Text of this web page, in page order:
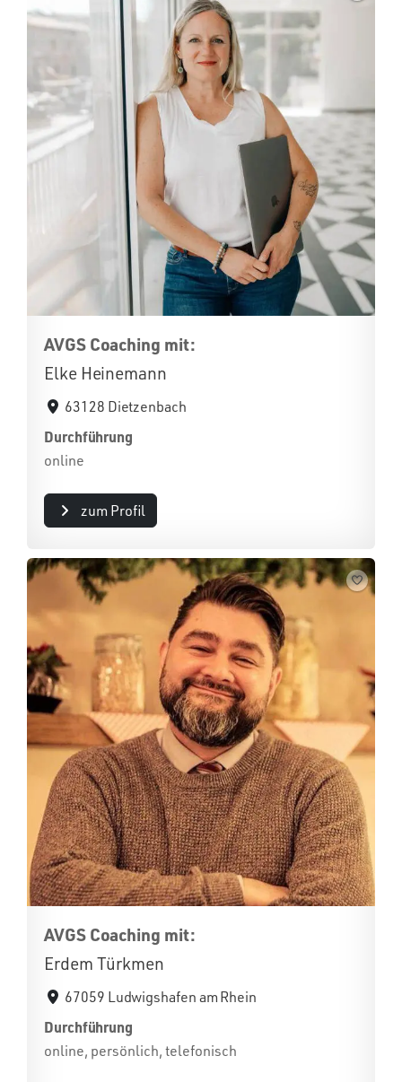
AVGS Coaching mit:
Elke Heinemann
63128 Dietzenbach
Durchführung
online
zum Profil
AVGS Coaching mit:
Erdem Türkmen
67059 Ludwigshafen am Rhein
Durchführung
online, persönlich, telefonisch